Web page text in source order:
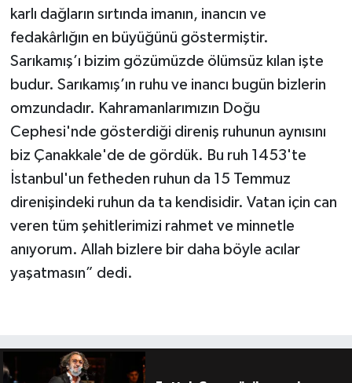
karlı dağların sırtında imanın, inancın ve
fedakârlığın en büyüğünü göstermiştir.
Sarıkamış’ı bizim gözümüzde ölümsüz kılan işte
budur. Sarıkamış’ın ruhu ve inancı bugün bizlerin
omzundadır. Kahramanlarımızın Doğu
Cephesi'nde gösterdiği direniş ruhunun aynısını
biz Çanakkale'de de gördük. Bu ruh 1453'te
İstanbul'un fetheden ruhun da 15 Temmuz
direnişindeki ruhun da ta kendisidir. Vatan için can
veren tüm şehitlerimizi rahmet ve minnetle
anıyorum. Allah bizlere bir daha böyle acılar
yaşatmasın” dedi.